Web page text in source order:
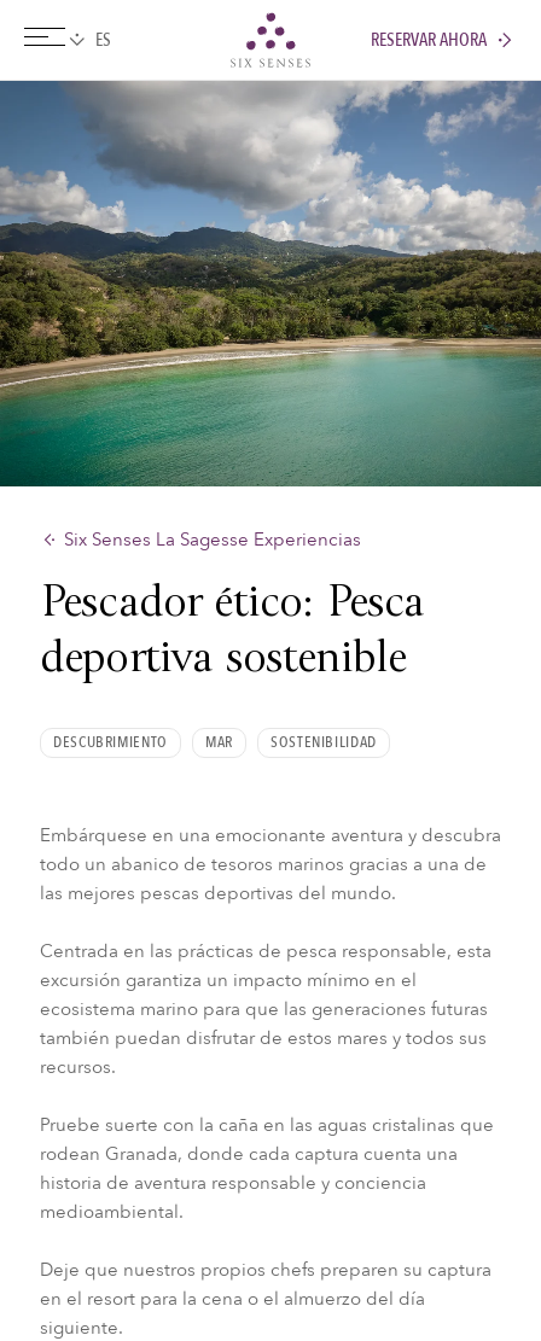
Six sensesRESERVAR AHORA
Six Senses La Sagesse Experiencias
Pescador ético: Pesca
deportiva sostenible
DESCUBRIMIENTO MAR SOSTENIBILIDAD
Embárquese en una emocionante aventura y descubra
todo un abanico de tesoros marinos gracias a una de
las mejores pescas deportivas del mundo.
Centrada en las prácticas de pesca responsable, esta
excursión garantiza un impacto mínimo en el
ecosistema marino para que las generaciones futuras
también puedan disfrutar de estos mares y todos sus
recursos.
Pruebe suerte con la caña en las aguas cristalinas que
rodean Granada, donde cada captura cuenta una
historia de aventura responsable y conciencia
medioambiental.
Deje que nuestros propios chefs preparen su captura
en el resort para la cena o el almuerzo del día
siguiente.